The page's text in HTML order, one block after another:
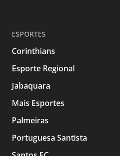
ESPORTES
Corinthians
Esporte Regional
Jabaquara
Mais Esportes
Palmeiras
Portuguesa Santista